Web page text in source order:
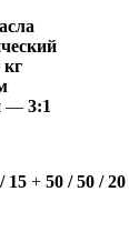
кг
— 3:1
15 + 50 / 50 /